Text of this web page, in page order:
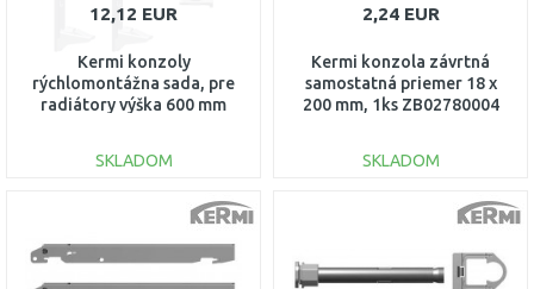
12,12 EUR
Kermi konzoly
rýchlomontážna sada, pre
radiátory výška 600 mm
SKLADOM
DO KOŠÍKA
2,24 EUR
Kermi konzola závrtná
samostatná priemer 18 x
200 mm, 1ks ZB02780004
SKLADOM
DO KOŠÍKA